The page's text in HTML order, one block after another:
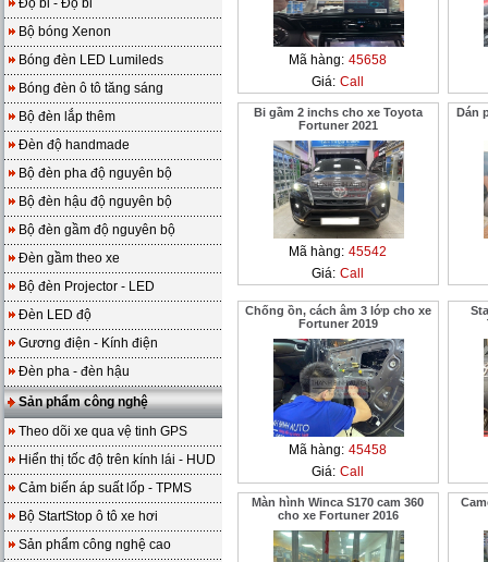
Độ bi - Độ bi
Bộ bóng Xenon
Bóng đèn LED Lumileds
Bóng đèn ô tô tăng sáng
Bộ đèn lắp thêm
Đèn độ handmade
Bộ đèn pha độ nguyên bộ
Bộ đèn hậu độ nguyên bộ
Bộ đèn gầm độ nguyên bộ
Đèn gầm theo xe
Bộ đèn Projector - LED
Đèn LED độ
Gương điện - Kính điện
Đèn pha - đèn hậu
Sản phẩm công nghệ
Theo dõi xe qua vệ tinh GPS
Hiển thị tốc độ trên kính lái - HUD
Cảm biến áp suất lốp - TPMS
Bộ StartStop ô tô xe hơi
Sản phẩm công nghệ cao
Mã hàng: 45658
Giá: Call
Bi gầm 2 inchs cho xe Toyota
Fortuner 2021
Mã hàng: 45542
Giá: Call
Dán
Chống ồn, cách âm 3 lớp cho xe
Fortuner 2019
Mã hàng: 45458
Giá: Call
Màn hình Winca S170 cam 360
cho xe Fortuner 2016